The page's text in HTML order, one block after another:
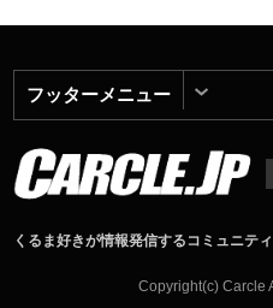
フッターメニュー
くるま好きが情報発信するコミュニテ
Copyright(c) Carcle